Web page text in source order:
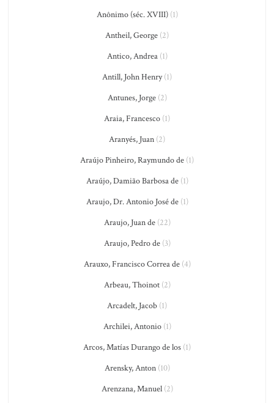
Anônimo (séc. XVIII)(1)
Antheil, George (2)
Antico, Andrea(1)
Antill, John Henry(1)
Antunes, Jorge(2)
Araia, Francesco (1)
Aranyés, Juan (2)
Araújo Pinheiro, Raymundo de (1)
Araújo, Damião Barbosa de(1)
Araujo, Dr. Antonio José de(1)
Araujo, Juan de(22)
Araujo, Pedro de(3)
Arauxo, Francisco Correa de(4)
Arbeau, Thoinot(2)
Arcadelt, Jacob (1)
Archilei, Antonio(1)
Arcos, Matías Durango de los (1)
Arensky, Anton(10)
Arenzana, Manuel(2)